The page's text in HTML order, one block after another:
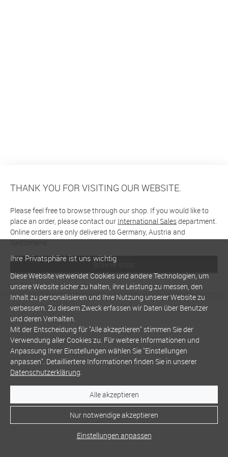
THANK YOU FOR VISITING OUR WEBSITE.
Please feel free to browse through our shop. If you would like to
place an order, please contact our International Salesdepartment.
Online orders are only delivered to Germany, Austria and
Switzerland
Browse shop
Ihre Privatsphäre ist uns wichtig
Diese Website verwendet Cookies und andere Technologien, um
unsere Website sicher zu halten, ihre Leistung zu messen, den
Inhalt zu personalisieren und Ihre Nutzung unserer Website zu
verbessern. Zu diesem Zweck erfassen wir Daten über Benutzer
und deren Verhalten.
Mit der Entscheidung für "Alle akzeptieren" stimmen Sie der
Verwendung aller Cookies zu. Für weitere Informationen und
Anpassung Ihrer Einstellungen wählen Sie "Einstellungen
anpassen". Detailliertere Informationen finden Sie in unserer
Datenschutzerklärung.
Alle akzeptieren
Nur notwendige akzeptieren
Einstellungen anpassen